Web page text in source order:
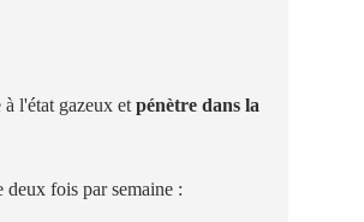
à l'état gazeux et pénètre dans la
deux fois par semaine :